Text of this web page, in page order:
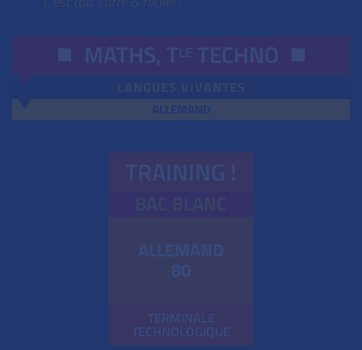
MATHS, TLE TECHNO
TRAINING !
ALLEMAND
80
TERMINALE
TECHNOLOGIQUE